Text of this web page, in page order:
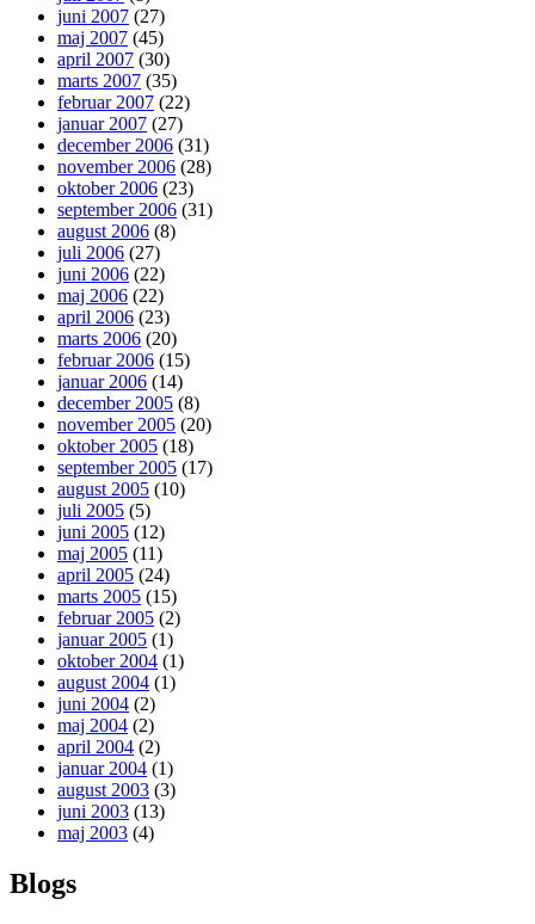
juni 2007 (27)
maj 2007 (45)
april 2007 (30)
marts 2007 (35)
februar 2007 (22)
januar 2007 (27)
december 2006 (31)
november 2006 (28)
oktober 2006 (23)
september 2006 (31)
august 2006 (8)
juli 2006 (27)
juni 2006 (22)
maj 2006 (22)
april 2006 (23)
marts 2006 (20)
februar 2006 (15)
januar 2006 (14)
december 2005 (8)
november 2005 (20)
oktober 2005 (18)
september 2005 (17)
august 2005 (10)
juli 2005 (5)
juni 2005 (12)
maj 2005 (11)
april 2005 (24)
marts 2005 (15)
februar 2005 (2)
januar 2005 (1)
oktober 2004 (1)
august 2004 (1)
juni 2004 (2)
maj 2004 (2)
april 2004 (2)
januar 2004 (1)
august 2003 (3)
juni 2003 (13)
maj 2003 (4)
Blogs